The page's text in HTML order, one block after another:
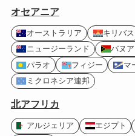
オセアニア
オーストラリア キリバス
ニュージーランド
バヌ
パラオ
フィジー
マ
ミクロネシア連邦
北アフリカ
アルジェリア エジプト